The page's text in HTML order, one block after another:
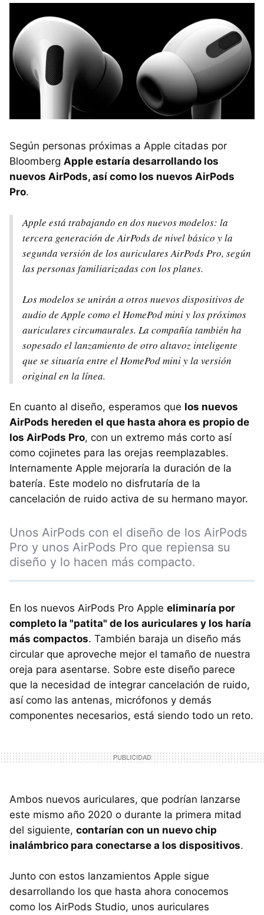
Según personas próximas a Apple citadas por
Bloomberg Apple estaría desarrollando los
nuevos AirPods, así como los nuevos AirPods
Pro.
Apple está trabajando en dos nuevos modelos: la
tercera generación de AirPods de nivel básico y la
segunda versión de los auriculares AirPods Pro, según
las personas familiarizadas con los planes.
Los modelos se unirán a otros nuevos dispositivos de
audio de Apple como el HomePod mini y los próximos
auriculares circumaurales. La compañía también ha
sopesado el lanzamiento de otro altavoz inteligente
que se situaría entre el HomePod mini y la versión
original en la línea.
En cuanto al diseño, esperamos que los nuevos
AirPods hereden el que hasta ahora es propio de
los AirPods Pro, con un extremo más corto así
como cojinetes para las orejas reemplazables.
Internamente Apple mejoraría la duración de la
batería. Este modelo no disfrutaría de la
cancelación de ruido activa de su hermano mayor.
Unos AirPods con el diseño de los AirPods
Pro y unos AirPods Pro que repiensa su
diseño y lo hacen más compacto.
En los nuevos AirPods Pro Apple eliminaría por
completo la "patita" de los auriculares y los haría
más compactos. También baraja un diseño más
circular que aproveche mejor el tamaño de nuestra
oreja para asentarse. Sobre este diseño parece
que la necesidad de integrar cancelación de ruido,
así como las antenas, micrófonos y demás
componentes necesarios, está siendo todo un reto.
Ambos nuevos auriculares, que podrían lanzarse
este mismo año 2020 o durante la primera mitad
del siguiente, contarían con un nuevo chip
inalámbrico para conectarse a los dispositivos.
Junto con estos lanzamientos Apple sigue
desarrollando los que hasta ahora conocemos
como los AirPods Studio, unos auriculares